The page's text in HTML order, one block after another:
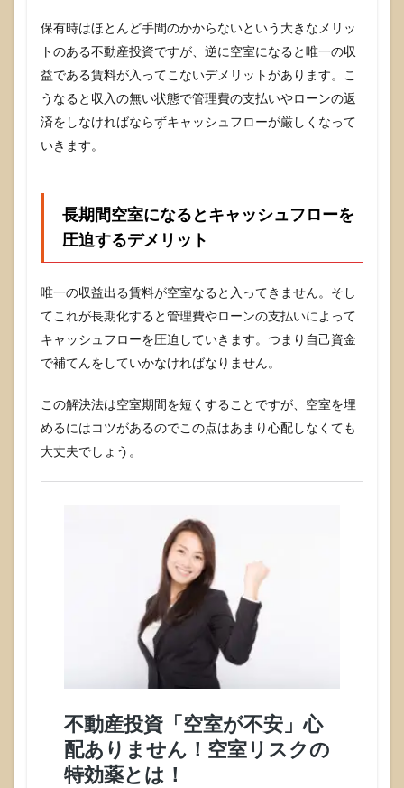
保有時はほとんど手間のかからないという大きなメリッ
トのある不動産投資ですが、逆に空室になると唯一の収
益である賃料が入ってこないデメリットがあります。こ
うなると収入の無い状態で管理費の支払いやローンの返
済をしなければならずキャッシュフローが厳しくなって
いきます。
長期間空室になるとキャッシュフローを
圧迫するデメリット
唯一の収益出る賃料が空室なると入ってきません。そし
てこれが長期化すると管理費やローンの支払いによって
キャッシュフローを圧迫していきます。つまり自己資金
で補てんをしていかなければなりません。
この解決法は空室期間を短くすることですが、空室を埋
めるにはコツがあるのでこの点はあまり心配しなくても
大丈夫でしょう。